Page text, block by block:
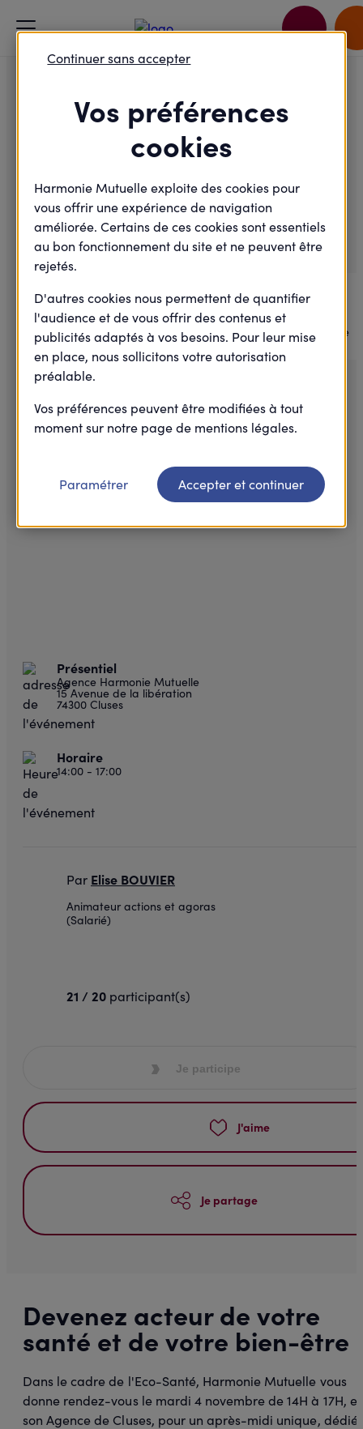
Accueil
Je passe à l'action
Eco-Santé à Cluses dans notre agence Harmonie Mutuelle
Maladie - Prévention
Eco-Santé à Cluses dans
notre agence Harmonie
Mutuelle
Présentiel
Agence Harmonie Mutuelle
15 Avenue de la libération
74300 Cluses
Horaire
14:00 - 17:00
Par Elise BOUVIER
Animateur actions et agoras
(Salarié)
21 / 20 participant(s)
Je participe
J'aime
Je partage
04
Novembre
2025
Devenez acteur de votre
santé et de votre bien-être
Dans le cadre de l'Eco-Santé, Harmonie Mutuelle vous
donne rendez-vous le mardi 4 novembre de 14H à 17H,
son Agence de Cluses, pour un après-midi unique, dédié
Vos préférences
cookies
Harmonie Mutuelle exploite des cookies pour
vous offrir une expérience de navigation
améliorée. Certains de ces cookies sont essentiels
au bon fonctionnement du site et ne peuvent être
rejetés.
D'autres cookies nous permettent de quantifier
l'audience et de vous offrir des contenus et
publicités adaptés à vos besoins. Pour leur mise
en place, nous sollicitons votre autorisation
préalable.
Vos préférences peuvent être modifiées à tout
moment sur notre page de mentions légales.
Continuer sans accepter
Paramétrer Accepter et continuer